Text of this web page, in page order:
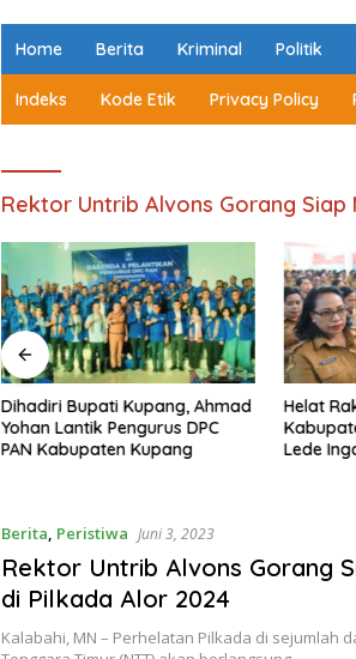
Home Berita Kriminal Politik
Indeks Kode Etik Privacy Policy
Rektor Untrib Alvons Gorang Siap
Dihadiri Bupati Kupang, Ahmad
Yohan Lantik Pengurus DPC
PAN Kabupaten Kupang
Helat
Lede
Berita, Peristiwa Juni 3, 2023
Rektor Untrib Alvons Gorang
di Pilkada Alor 2024
Kalabahi, MN – Perhelatan Pilkada di sejumlah